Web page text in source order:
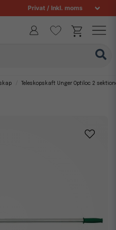
Teleskopskaft Unger Optiloc 2